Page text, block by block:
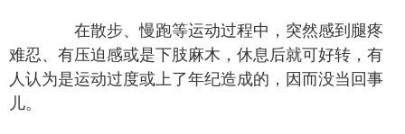
在散步、慢跑等运动过程中，突然感到腿疼
难忍、有压迫感或是下肢麻木，休息后就可好转，有
人认为是运动过度或上了年纪造成的，因而没当回事
儿。